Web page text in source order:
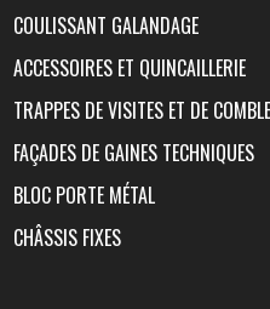
COULISSANT GALANDAGE
ACCESSOIRES ET QUINCAILLERIE
TRAPPES DE VISITES ET DE
FAÇADES DE GAINES TECHNIQUES
BLOC PORTE MÉTAL
CHÂSSIS FIXES